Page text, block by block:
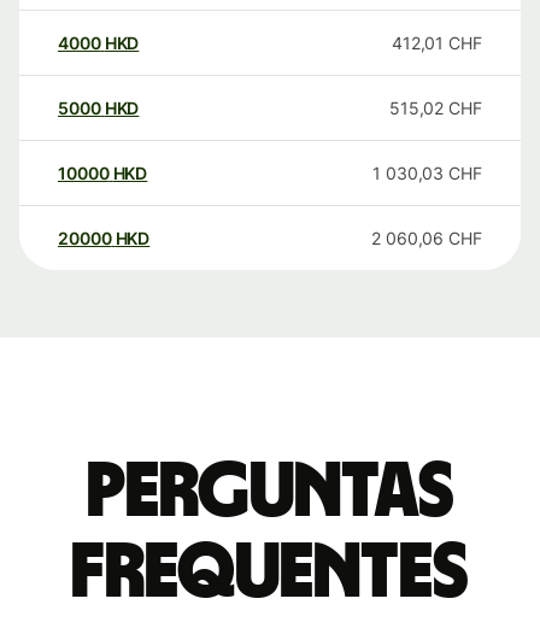
4000 HKD 412,01 CHF
5000 HKD 515,02 CHF
10000 HKD 1 030,03 CHF
20000 HKD 2 060,06 CHF
Perguntas
frequentes